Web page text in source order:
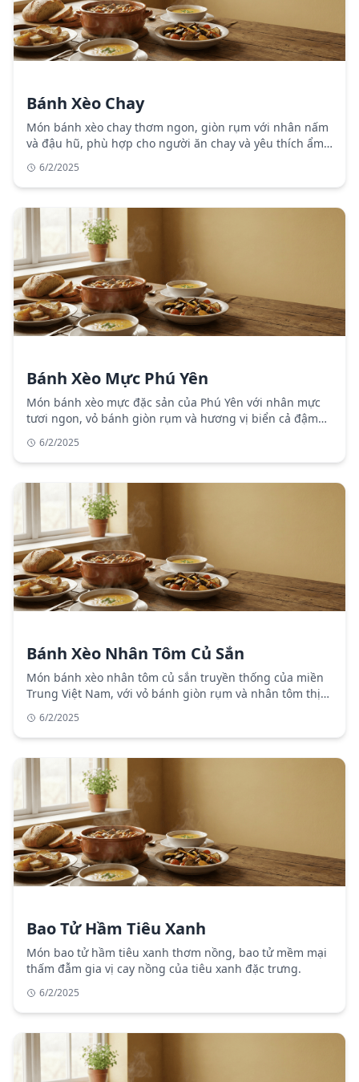
Bánh Xèo Chay
Món bánh xèo chay thơm ngon, giòn rụm với nhân nấm
và đậu hũ, phù hợp cho người ăn chay và yêu thích ẩm
6/2/2025
Bánh Xèo Mực Phú Yên
Món bánh xèo mực đặc sản của Phú Yên với nhân mực
tươi ngon, vỏ bánh giòn rụm và hương vị biển cả đậm
6/2/2025
Bánh Xèo Nhân Tôm Củ Sắn
Món bánh xèo nhân tôm củ sắn truyền thống của miền
Trung Việt Nam, với vỏ bánh giòn rụm và nhân tôm thịt
6/2/2025
Bao Tử Hầm Tiêu Xanh
Món bao tử hầm tiêu xanh thơm nồng, bao tử mềm mại
thấm đẫm gia vị cay nồng của tiêu xanh đặc trưng.
6/2/2025